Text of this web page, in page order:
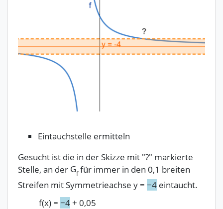
Eintauchstelle ermitteln
Gesucht ist die in der Skizze mit "?" markierte
Stelle, an der Gffür immer in den 0,1 breiten
Streifen mit Symmetrieachse y = −4 eintaucht.
f(x) = −4+ 0,05